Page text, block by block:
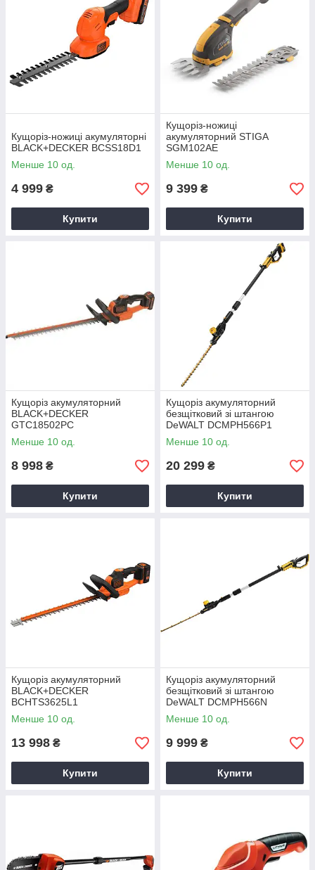
Кущоріз-ножиці акумуляторні
BLACK+DECKER BCSS18D1
Менше 10 од.
4 999 ₴
Купити
Кущоріз-ножиці
акумуляторний STIGA
SGM102AE
Менше 10 од.
9 399 ₴
Купити
Кущоріз акумуляторний
BLACK+DECKER
GTC18502PC
Менше 10 од.
8 998 ₴
Купити
Кущоріз акумуляторний
безщітковий зі штангою
DeWALT DCMPH566P1
Менше 10 од.
20 299 ₴
Купити
Кущоріз акумуляторний
BLACK+DECKER
BCHTS3625L1
Менше 10 од.
13 998 ₴
Купити
Кущоріз акумуляторний
безщітковий зі штангою
DeWALT DCMPH566N
Менше 10 од.
9 999 ₴
Купити